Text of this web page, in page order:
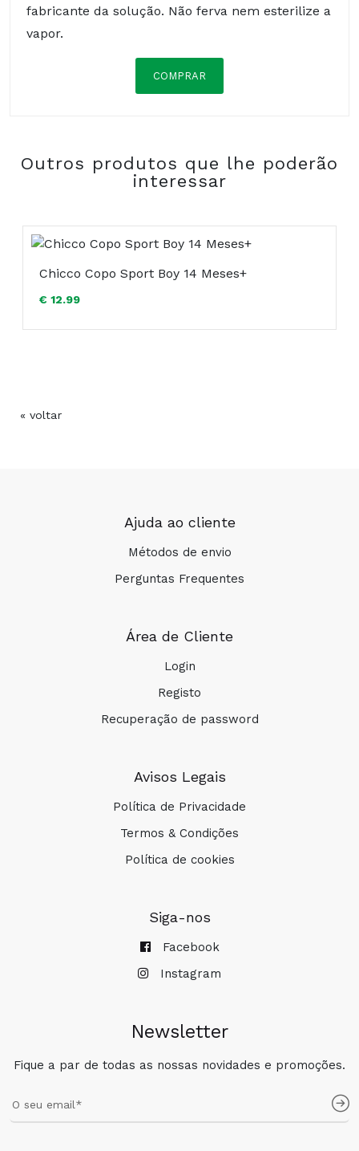
fabricante da solução. Não ferva nem esterilize a
vapor.
COMPRAR
COMPRAR
Outros produtos que lhe poderão
interessar
Chicco Copo Sport Boy 14 Meses+
€ 12.99
« voltar
Ajuda ao cliente
Métodos de envio
Perguntas Frequentes
Área de Cliente
Login
Registo
Recuperação de password
Avisos Legais
Política de Privacidade
Termos & Condições
Política de cookies
Siga-nos
Facebook
Instagram
Newsletter
Fique a par de todas as nossas novidades e promoções.